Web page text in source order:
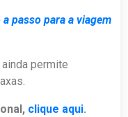
passo para a viagem
permite
clique aqui.